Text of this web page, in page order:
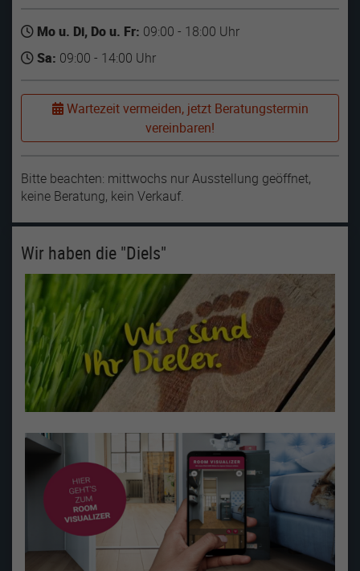
Mo u. Di, Do u. Fr: 09:00 - 18:00 Uhr
Sa: 09:00 - 14:00 Uhr
Wartezeit vermeiden, jetzt Beratungstermin
vereinbaren!
Bitte beachten: mittwochs nur Ausstellung geöffnet,
keine Beratung, kein Verkauf.
Wir haben die "Diels"